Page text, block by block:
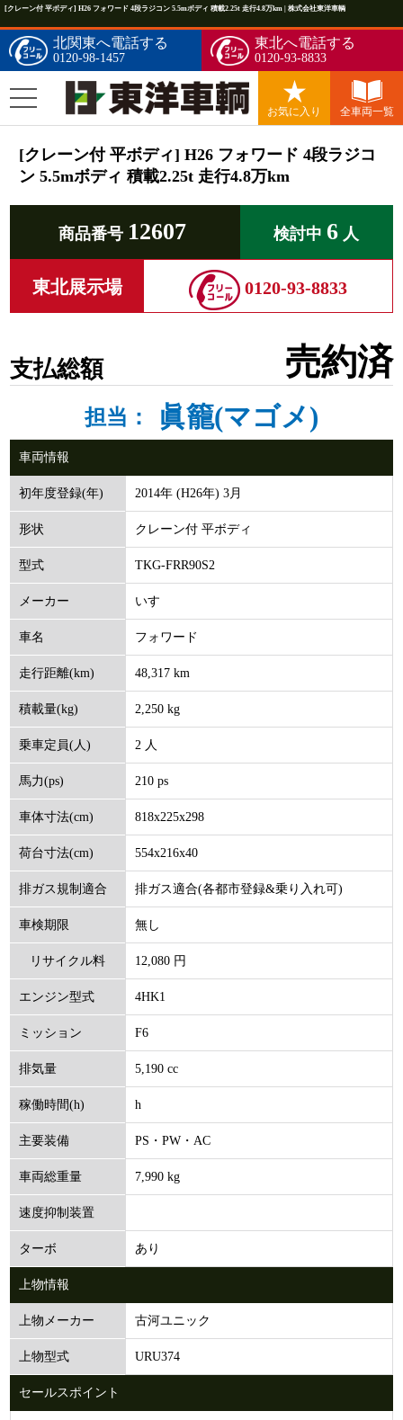
[クレーン付 平ボディ] H26 フォワード 4段ラジコン 5.5mボディ 積載2.25t 走行4.8万km | 株式会社東洋車輌
北関東へ電話する
0120-98-1457
東北へ電話する
0120-93-8833
お気に入り 全車両一覧
[クレーン付 平ボディ] H26 フォワード 4段ラジコ
ン 5.5mボディ 積載2.25t 走行4.8万km
商品番号 12607 検討中 6 人
東北展示場 0120-93-8833
支払総額 売約済
担当： 眞籠(マゴメ)
車両情報
初年度登録(年) 2014年 (H26年) 3月
形状 クレーン付 平ボディ
型式 TKG-FRR90S2
メーカー いすゞ
車名 フォワード
走行距離(km) 48,317 km
積載量(kg) 2,250 kg
乗車定員(人) 2 人
馬力(ps) 210 ps
車体寸法(cm) 818x225x298
荷台寸法(cm) 554x216x40
排ガス規制適合 排ガス適合(各都市登録&乗り入れ可)
車検期限 無し
リサイクル料
(円)
12,080 円
エンジン型式 4HK1
ミッション F6
排気量 5,190 cc
稼働時間(h) h
主要装備 PS・PW・AC
車両総重量 7,990 kg
速度抑制装置
ターボ あり
上物情報
上物メーカー 古河ユニック
上物型式 URU374
セールスポイント